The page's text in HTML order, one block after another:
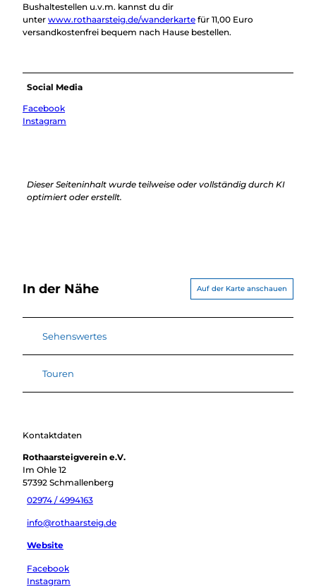
Bushaltestellen u.v.m. kannst du dir
unter www.rothaarsteig.de/wanderkarte für 11,00 Euro
versandkostenfrei bequem nach Hause bestellen.
Social Media
Facebook
Instagram
Dieser Seiteninhalt wurde teilweise oder vollständig durch KI
optimiert oder erstellt.
In der Nähe Auf der Karte anschauen
Sehenswertes
Touren
Kontaktdaten
Rothaarsteigverein e.V.
Im Ohle 12
57392 Schmallenberg
02974 / 4994163
info@rothaarsteig.de
Website
Facebook
Instagram